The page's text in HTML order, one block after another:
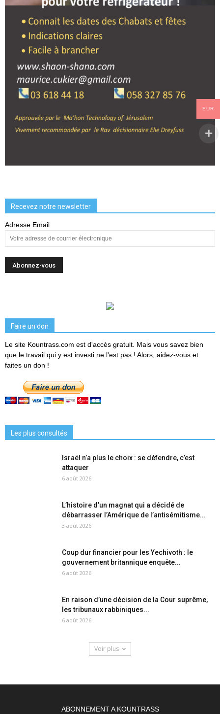
Recevez notre newsletter
Adresse Email
Faire un don
Le site Kountrass.com est d'accès gratuit. Mais vous savez bien
que le travail qui y est investi ne l'est pas ! Alors, aidez-vous et
faites un don !
Les plus consultés
Israël n’a plus le choix : se défendre, c’est
attaquer
6 août 2026
L’histoire d’un magnat qui a décidé de
débarrasser l’Amérique de l’antisémitisme...
3 août 2026
Coup dur financier pour les Yechivoth : le
gouvernement britannique enquête...
6 août 2026
En raison d’une décision de la Cour suprême,
les tribunaux rabbiniques...
6 août 2026
Voir plus
ABONNEMENT A KOUNTRASS
EUR